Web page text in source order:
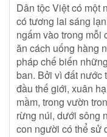
Dân tộc Việt có một
có tương lai sáng
ngấm vào trong mỗi
ăn cách uống hàng
pháp chế biến
ban. Bởi vì đất nước
đầu thế giới, xuân
mầm, trong vườn
rừng núi, dưới sông
con người có thể sử